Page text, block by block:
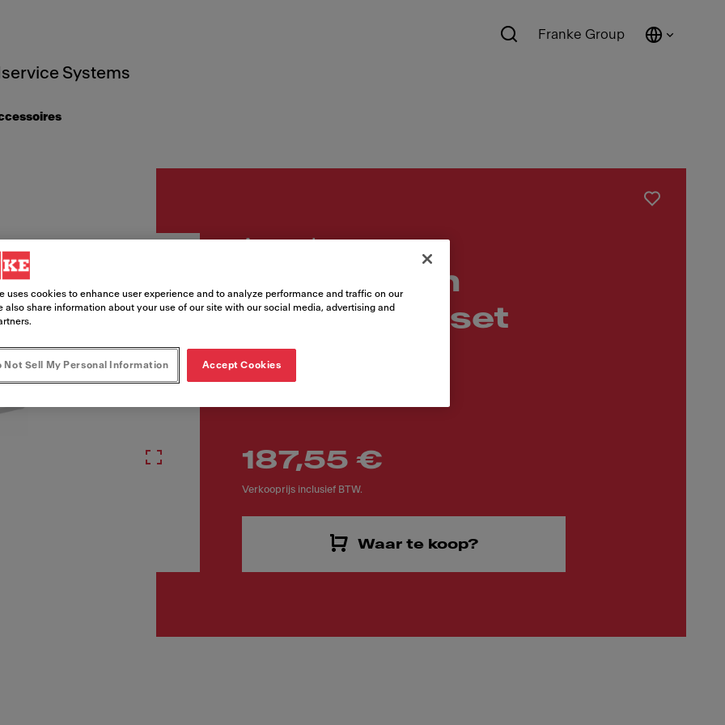
Systems
Franke Group
Accessoires
Toebehoren
recirculatieset
Artikelnummer
187,55 €
Verkooprijs inclusief BTW.
Waar te koop?
uses cookies to enhance user experience and to analyze performance and traffic on our
also share information about your use of our site with our social media, advertising and
Not Sell My Personal Information Accept Cookies